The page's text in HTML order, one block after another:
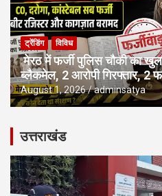
ट्रेंडिंग विविध
मेरठ में फर्जी पुलिस चौकी का
ब्लैकमेल, 2 आरोपी गिरफ्तार, 2
August 1, 2026 adminsatya
उत्तराखंड